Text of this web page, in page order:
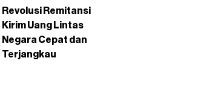
Revolusi Remitansi
Kirim Uang Lintas
Negara Cepat dan
Terjangkau